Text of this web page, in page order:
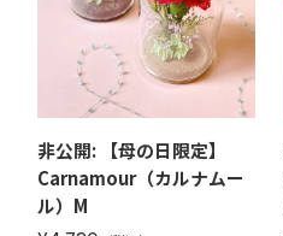
非公開: 【母の日限定】
Carnamour（カルナムー
ル）M